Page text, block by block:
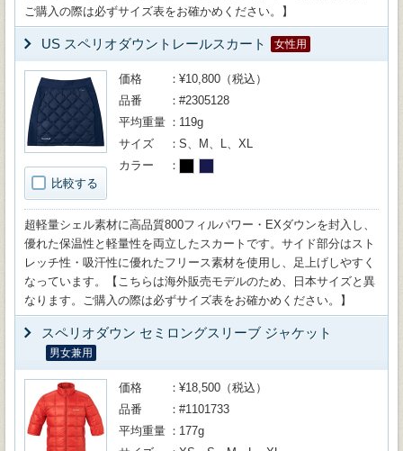
ご購入の際は必ずサイズ表をお確かめください。】
US スペリオダウントレールスカート 女性用
比較する
価格
¥10,800（税込）
品番
#2305128
平均重量
119g
サイズ
S、M、L、XL
カラー
超軽量シェル素材に高品質800フィルパワー・EXダウンを封入し、
優れた保温性と軽量性を両立したスカートです。サイド部分はスト
レッチ性・吸汗性に優れたフリース素材を使用し、足上げしやすく
なっています。【こちらは海外販売モデルのため、日本サイズと異
なります。ご購入の際は必ずサイズ表をお確かめください。】
スペリオダウン セミロングスリーブ ジャケット
男女兼用
価格
¥18,500（税込）
品番
#1101733
平均重量
177g